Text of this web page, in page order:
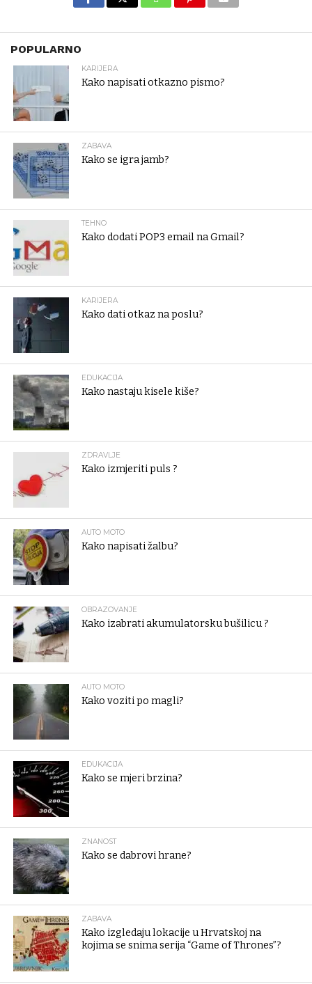
POPULARNO
KARIJERA
Kako napisati otkazno pismo?
ZABAVA
Kako se igra jamb?
TEHNO
Kako dodati POP3 email na Gmail?
KARIJERA
Kako dati otkaz na poslu?
EDUKACIJA
Kako nastaju kisele kiše?
ZDRAVLJE
Kako izmjeriti puls ?
AUTO MOTO
Kako napisati žalbu?
OBRAZOVANJE
Kako izabrati akumulatorsku bušilicu ?
AUTO MOTO
Kako voziti po magli?
EDUKACIJA
Kako se mjeri brzina?
ZNANOST
Kako se dabrovi hrane?
ZABAVA
Kako izgledaju lokacije u Hrvatskoj na
kojima se snima serija “Game of Thrones”?